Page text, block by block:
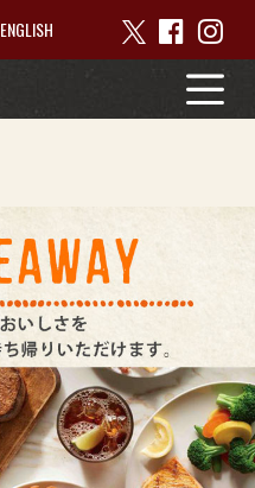
ENGLISH